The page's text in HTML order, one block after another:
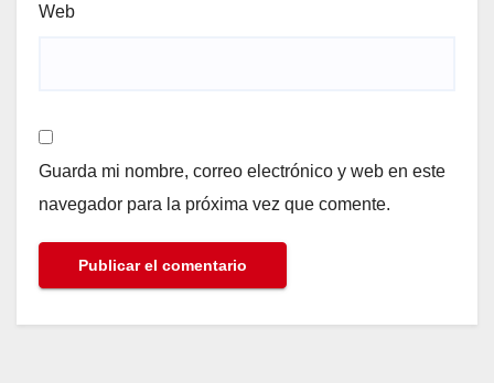
Web
Guarda mi nombre, correo electrónico y web en este
navegador para la próxima vez que comente.